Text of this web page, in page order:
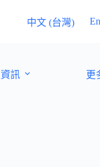
中文 (台灣)
訊 更